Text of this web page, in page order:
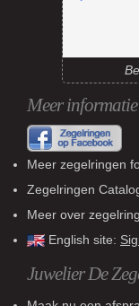
Meer informatie
Meer zegelringen
Zegelringen
Meer over
English site:
Juwelier De